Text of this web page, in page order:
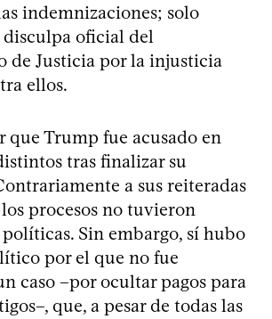
indemnizaciones; solo
oficial del
de Justicia por la injusticia
ellos.
que Trump fue acusado en
tras finalizar su
a sus reiteradas
procesos no tuvieron
Sin embargo, sí hubo
por el que no fue
caso –por ocultar pagos para
que, a pesar de todas las